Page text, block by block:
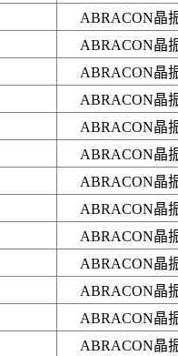
ABRACON晶
ABRACON晶
ABRACON晶
ABRACON晶
ABRACON晶
ABRACON晶
ABRACON晶
ABRACON晶
ABRACON晶
ABRACON晶
ABRACON晶
ABRACON晶
ABRACON晶